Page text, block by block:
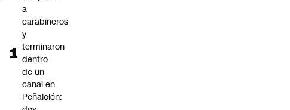
a
carabineros
y
terminaron
dentro
de un
canal en
Peñalolén: